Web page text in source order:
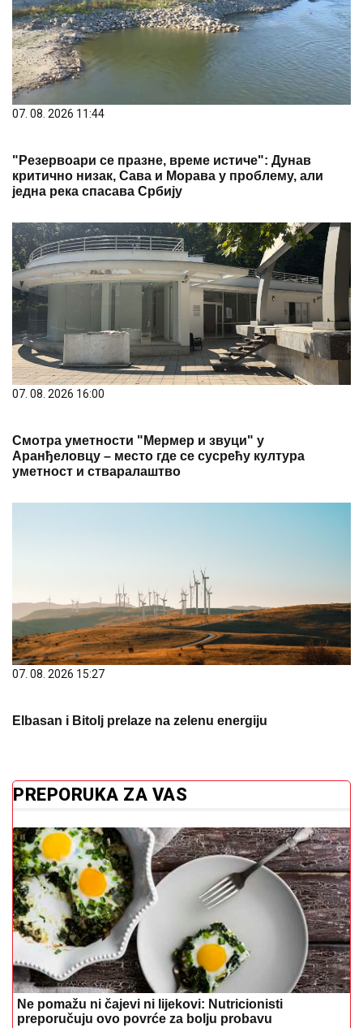
07. 08. 2026 11:44
"Резервоари се празне, време истиче": Дунав
критично низак, Сава и Морава у проблему, али
једна река спасава Србију
07. 08. 2026 16:00
Смотра уметности "Мермер и звуци" у
Аранђеловцу – место где се сусрећу култура
уметност и стваралаштво
07. 08. 2026 15:27
Elbasan i Bitolj prelaze na zelenu energiju
PREPORUKA ZA VAS
Ne pomažu ni čajevi ni lijekovi: Nutricionisti
preporučuju ovo povrće za bolju probavu